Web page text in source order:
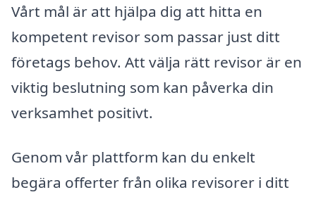
Vårt mål är att hjälpa dig att hitta en
kompetent revisor som passar just ditt
företags behov. Att välja rätt revisor är en
viktig beslutning som kan påverka din
verksamhet positivt.
Genom vår plattform kan du enkelt
begära offerter från olika revisorer i ditt